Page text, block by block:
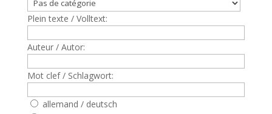
Plein texte / Volltext:
Auteur / Autor:
Mot clef / Schlagwort:
allemand / deutsch